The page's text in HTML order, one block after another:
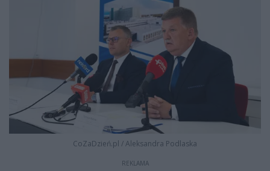
CoZaDzień.pl /Aleksandra Podlaska
REKLAMA